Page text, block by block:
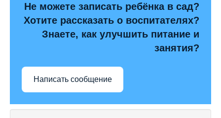
Не можете записать ребёнка в сад?
Хотите рассказать о воспитателях?
Знаете, как улучшить питание и
занятия?
Написать сообщение